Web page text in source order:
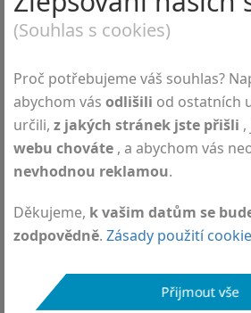
DEYMED Showcases
ICNMD 2026 in Florence, Italy
International Clinical TMS
across Europe
(Souhlas s cookies)
Proč potřebujeme váš souhlas?
abychom vás odlišili od ostatních
určili, z jakých stránek jste přišli
webu chováte , a abychom vás
nevhodnou reklamou.
Děkujeme, k vašim datům se
zodpovědně. Zásady použití
Přijmout vše